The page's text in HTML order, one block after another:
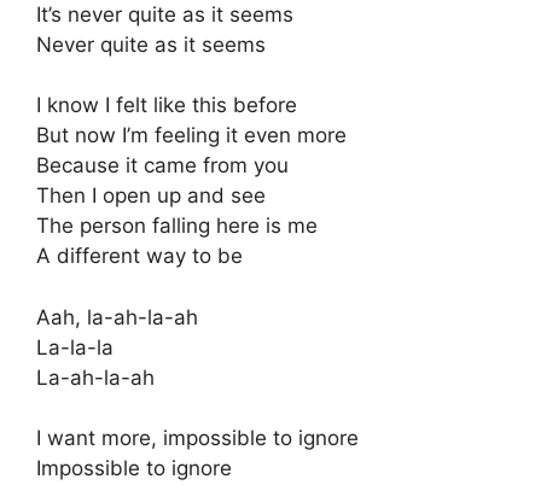
It’s never quite as it seems
Never quite as it seems
I know I felt like this before
But now I’m feeling it even more
Because it came from you
Then I open up and see
The person falling here is me
A different way to be
Aah, la-ah-la-ah
La-la-la
La-ah-la-ah
I want more, impossible to ignore
Impossible to ignore